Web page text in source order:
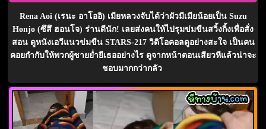
Rena Aoi (เรนะ อาโออิ) เมียหลวงจับได้ว่าผัวมีเมียน้อยเป็น Suzu
Honjo (ซึสึ ฮอนโจ) ร่านดีนัก! เลยส่งคนให้ไปรุมข่มขืนสวิ้งกิ้งเพื่อสั่ง
สอน ดูหนังเอวีแนวข่มขืน STARS-217 วิดิโอคอลดูอย่างสะใจ เป็นคน
คอยกำกับให้พวกผู้ชายย่ำยีเธออย่างไร ดูจากหน้าตอนเสียวหีแล้วน่าจะ
ชอบมากกว่ากลัว